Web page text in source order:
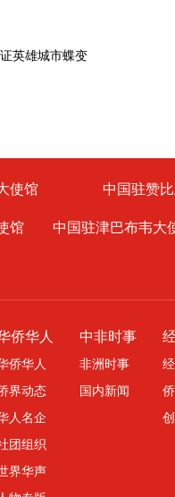
英雄城市蝶变
使馆
中国驻赞
馆
中国驻津巴布韦大
侨华人
侨华人
界动态
人名企
团组织
界华声
中非时事
非洲时事
国内新闻